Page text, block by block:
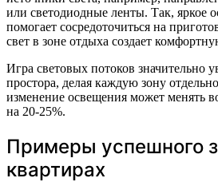
или светодиодные ленты. Так, яркое
помогает сосредоточиться на
свет в зоне отдыха создает
Игра световых потоков значительно
простора, делая каждую зону
изменение освещения может менять
на 20-25%.
Примеры успешного
квартирах